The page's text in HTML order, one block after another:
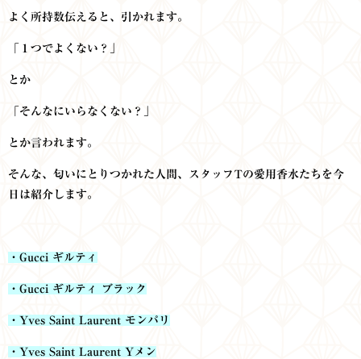
よく所持数伝えると、引かれます。
「１つでよくない？」
とか
「そんなにいらなくない？」
とか言われます。
そんな、匂いにとりつかれた人間、スタッフTの愛用香水たちを今
日は紹介します。
・Gucci ギルティ
・Gucci ギルティ ブラック
・Yves Saint Laurent モンパリ
・Yves Saint Laurent Yメン